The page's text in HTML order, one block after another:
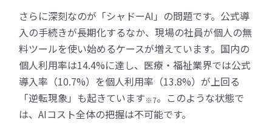
さらに深刻なのが「シャドーAI」の問題です。公式導
入の手続きが長期化するなか、現場の社員が個人の無
料ツールを使い始めるケースが増えています。国内の
個人利用率は14.4%に達し、医療・福祉業界では公式
導入率（10.7%）を個人利用率（13.8%）が上回る
「逆転現象」も起きています※7。このような状態で
は、AIコスト全体の把握は不可能です。